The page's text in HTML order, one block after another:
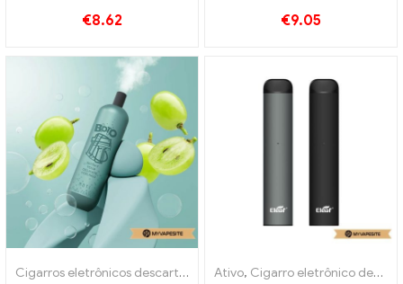
€8.62 €9.05
Cigarros eletrônicos descartáveis
Cigarros Eletrónicos
Ativo, Cigarro eletrônico descartável com nicotina